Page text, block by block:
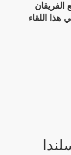
هذا اللقاء